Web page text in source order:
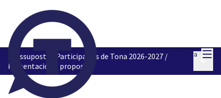
Entra
Pressupostos Participatius de Tona 2026-2027 /
Presentació de propostes